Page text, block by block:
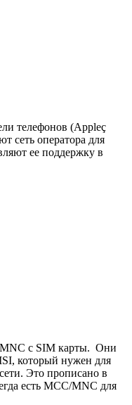
телефонов (Appleç
сеть оператора для
ее поддержку в
MNC с SIM карты. Они
который нужен для
Это прописано в
есть MCC/MNC для